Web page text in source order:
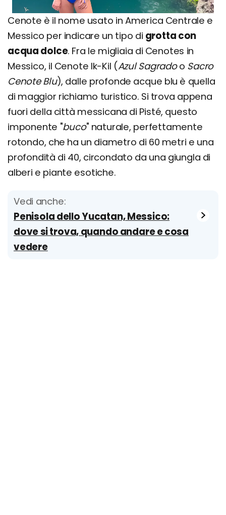
Cenote è il nome usato in America Centrale e
Messico per indicare un tipo di grotta con
acqua dolce. Fra le migliaia di Cenotes in
Messico, il Cenote Ik-Kil (Azul Sagradoo Sacro
Cenote Blu), dalle profonde acque blu è quella
di maggior richiamo turistico. Si trova appena
fuori della città messicana di Pisté, questo
imponente "buco" naturale, perfettamente
rotondo, che ha un diametro di 60 metri e una
profondità di 40, circondato da una giungla di
alberi e piante esotiche.
Vedi anche:
Penisola dello Yucatan, Messico:
dove si trova, quando andare e cosa
vedere